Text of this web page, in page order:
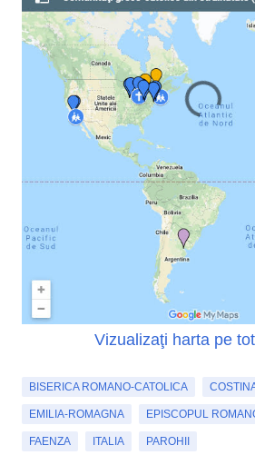
Vizualizaţi harta pe
BISERICA ROMANO-CATOLICA
EMILIA-ROMAGNA EPISCOPUL
FAENZA ITALIA PAROHII